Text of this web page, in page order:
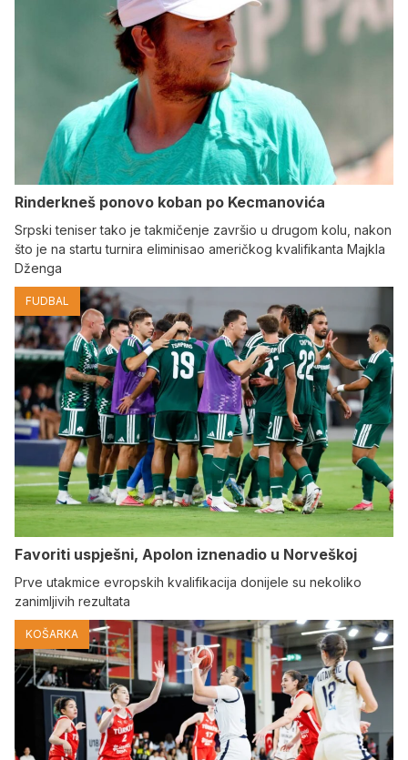
Rinderkneš ponovo koban po Kecmanovića
Srpski teniser tako je takmičenje završio u drugom kolu, nakon
što je na startu turnira eliminisao američkog kvalifikanta Majkla
Dženga
FUDBAL
Favoriti uspješni, Apolon iznenadio u Norveškoj
Prve utakmice evropskih kvalifikacija donijele su nekoliko
zanimljivih rezultata
KOŠARKA